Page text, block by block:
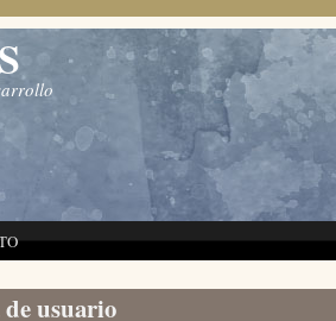
usuario